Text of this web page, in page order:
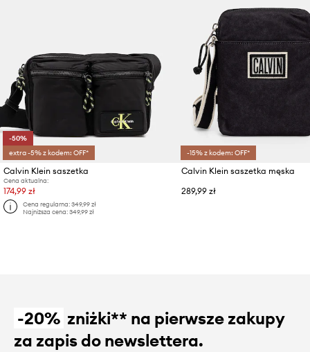
-50%
extra -5% z kodem: OFF*
Calvin Klein saszetka
Cena aktualna:
174,99 zł
Cena regularna:349,99 zł
Najniższa cena:349,99 zł
-15% z kodem: OFF*
Calvin Klein saszetka męska
289,99 zł
-20% zniżki** na pierwsze zakupy
za zapis do newslettera.